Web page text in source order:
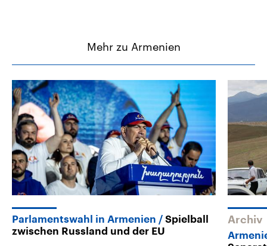
Mehr zu Armenien
Parlamentswahl in Armenien
Spielball
zwischen Russland und der EU
Archiv